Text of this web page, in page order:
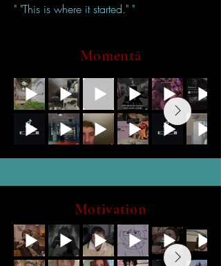
" "This is where it started." "
Momentā
Motivation